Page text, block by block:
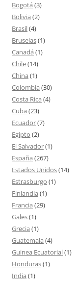
Bogotá (3)
Bolivia (2)
Brasil(4)
Bruselas(1)
Canadá (1)
Chile(14)
China (1)
Colombia (30)
Costa Rica (4)
Cuba (23)
Ecuador(7)
Egipto (2)
El Salvador(1)
España (267)
Estados Unidos(14)
Estrasburgo (1)
Finlandia (1)
Francia (29)
Gales(1)
Grecia (1)
Guatemala (4)
Guinea Ecuatorial(1)
Honduras(1)
India (1)